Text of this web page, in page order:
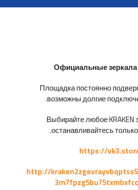
Официальные зеркала
Площадка постоянно
возможны долгие
Выбирайте любое KRAKEN
останавливайтесь
https://
http://